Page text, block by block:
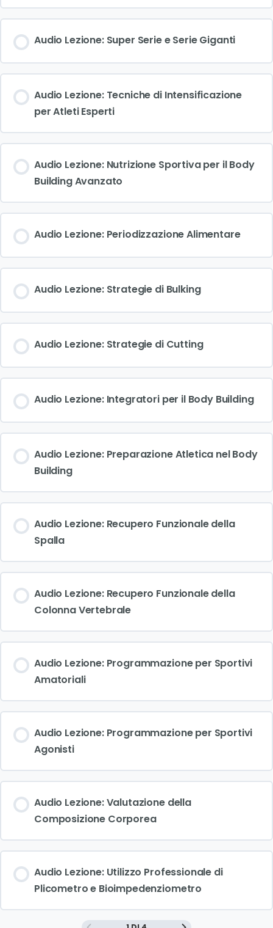
Audio Lezione: Super Serie e Serie Giganti
Audio Lezione: Tecniche di Intensificazione
per Atleti Esperti
Audio Lezione: Nutrizione Sportiva per il Body
Building Avanzato
Audio Lezione: Periodizzazione Alimentare
Audio Lezione: Strategie di Bulking
Audio Lezione: Strategie di Cutting
Audio Lezione: Integratori per il Body Building
Audio Lezione: Preparazione Atletica nel Body
Building
Audio Lezione: Recupero Funzionale della
Spalla
Audio Lezione: Recupero Funzionale della
Colonna Vertebrale
Audio Lezione: Programmazione per Sportivi
Amatoriali
Audio Lezione: Programmazione per Sportivi
Agonisti
Audio Lezione: Valutazione della
Composizione Corporea
Audio Lezione: Utilizzo Professionale di
Plicometro e Bioimpedenziometro